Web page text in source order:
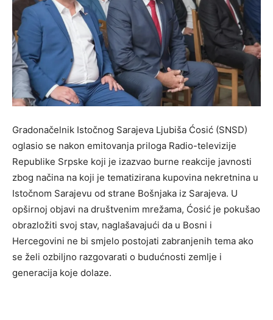
Gradonačelnik Istočnog Sarajeva Ljubiša Ćosić (SNSD)
oglasio se nakon emitovanja priloga Radio-televizije
Republike Srpske koji je izazvao burne reakcije javnosti
zbog načina na koji je tematizirana kupovina nekretnina u
Istočnom Sarajevu od strane Bošnjaka iz Sarajeva. U
opširnoj objavi na društvenim mrežama, Ćosić je pokušao
obrazložiti svoj stav, naglašavajući da u Bosni i
Hercegovini ne bi smjelo postojati zabranjenih tema ako
se želi ozbiljno razgovarati o budućnosti zemlje i
generacija koje dolaze.